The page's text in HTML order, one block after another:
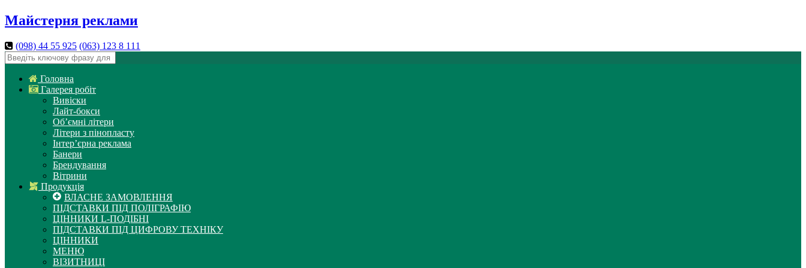
Майстерня реклами
(098) 44 55 925 (063) 123 8 111
Головна
Галерея робіт
Вивіски
Лайт-бокси
Об’ємні літери
Літери з пінопласту
Інтер’єрна реклама
Банери
Брендування
Вітрини
Продукція
ВЛАСНЕ ЗАМОВЛЕННЯ
ПІДСТАВКИ ПІД ПОЛІГРАФІЮ
ЦІННИКИ L-ПОДІБНІ
ПІДСТАВКИ ПІД ЦИФРОВУ ТЕХНІКУ
ЦІННИКИ
МЕНЮ
ВІЗИТНИЦІ